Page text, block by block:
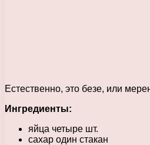
Естественно, это безе, или
Ингредиенты:
яйца четыре шт.
сахар один стакан